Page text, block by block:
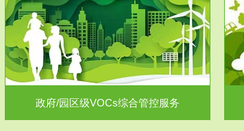
政府/园区级VOCs综合管控服务
场地调查及风险评估
受政府或企业委托，对于拟关停搬迁和拟变更土
地利用方式或者土地使...